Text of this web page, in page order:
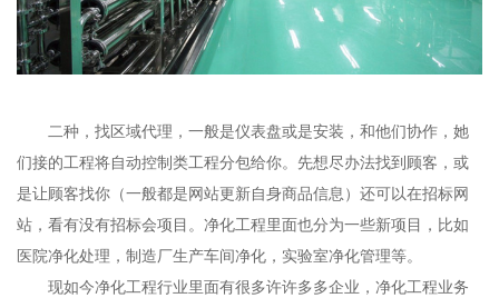
二种，找区域代理，一般是仪表盘或是安装，和他们协作，她
们接的工程将自动控制类工程分包给你。先想尽办法找到顾客，或
是让顾客找你（一般都是网站更新自身商品信息）还可以在招标网
站，看有没有招标会项目。净化工程里面也分为一些新项目，比如
医院净化处理，制造厂生产车间净化，实验室净化管理等。
现如今净化工程行业里面有很多许许多多企业，净化工程业务